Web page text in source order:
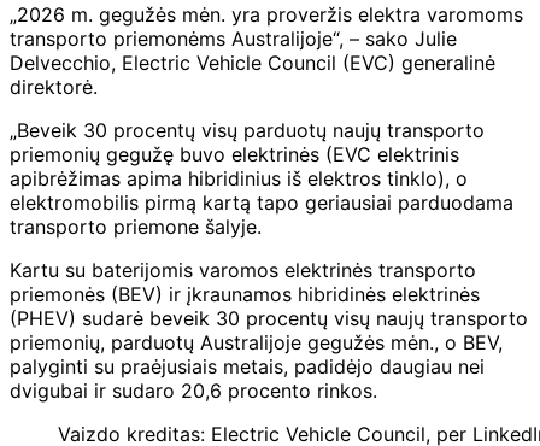
„2026 m. gegužės mėn. yra proveržis elektra varomoms
transporto priemonėms Australijoje“, – sako Julie
Delvecchio, Electric Vehicle Council (EVC) generalinė
direktorė.
„Beveik 30 procentų visų parduotų naujų transporto
priemonių gegužę buvo elektrinės (EVC elektrinis
apibrėžimas apima hibridinius iš elektros tinklo), o
elektromobilis pirmą kartą tapo geriausiai parduodama
transporto priemone šalyje.
Kartu su baterijomis varomos elektrinės transporto
priemonės (BEV) ir įkraunamos hibridinės elektrinės
(PHEV) sudarė beveik 30 procentų visų naujų transporto
priemonių, parduotų Australijoje gegužės mėn., o BEV,
palyginti su praėjusiais metais, padidėjo daugiau nei
dvigubai ir sudaro 20,6 procento rinkos.
Vaizdo kreditas: Electric Vehicle Council, per